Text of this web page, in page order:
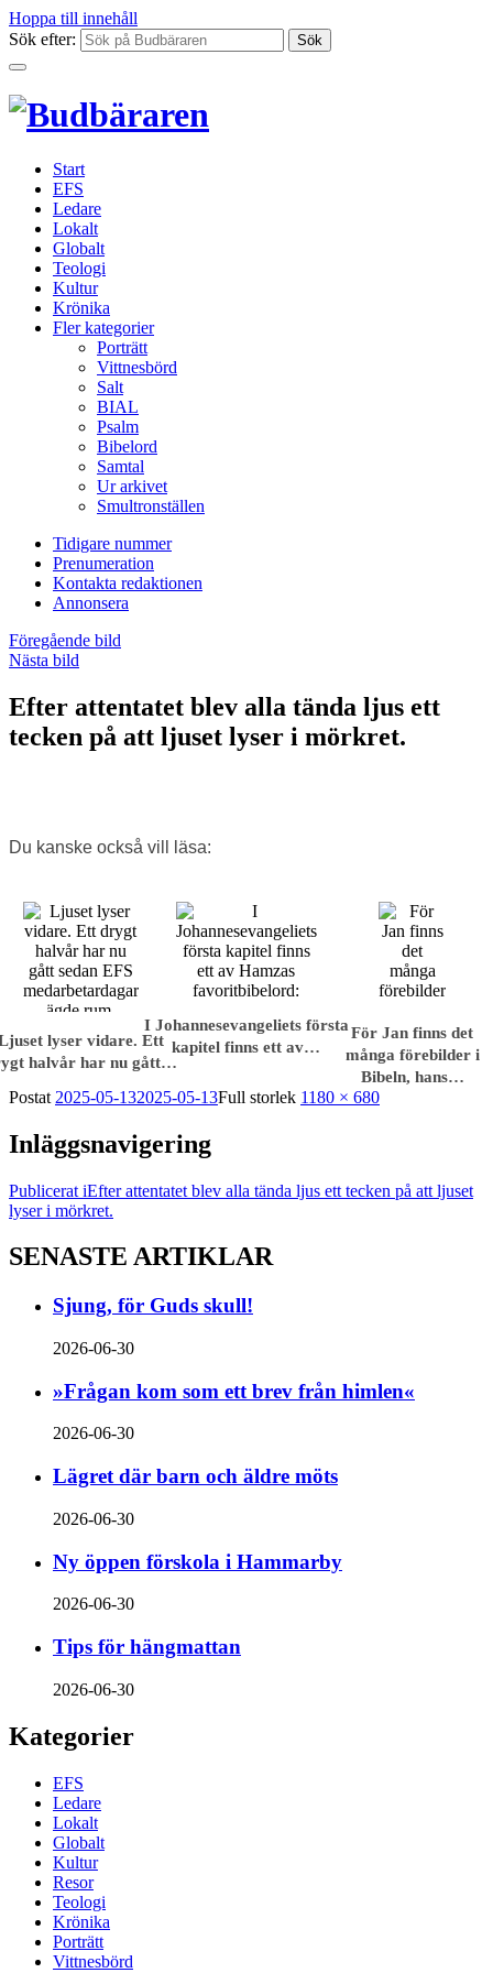
Hoppa till innehåll
Sök efter:
Start
EFS
Ledare
Lokalt
Globalt
Teologi
Kultur
Krönika
Fler kategorier
Porträtt
Vittnesbörd
Salt
BIAL
Psalm
Bibelord
Samtal
Ur arkivet
Smultronställen
Tidigare nummer
Prenumeration
Kontakta redaktionen
Annonsera
Föregående bild
Nästa bild
Efter attentatet blev alla tända ljus ett
tecken på att ljuset lyser i mörkret.
Du kanske också vill läsa:
lyser vidare. Ett
halvår har nu gått…
I Johannesevangeliets första
kapitel finns ett av…
För Jan finns det
många förebilder i
Bibeln, hans…
Postat 2025-05-132025-05-13Full storlek 1180 × 680
Inläggsnavigering
Publicerat iEfter attentatet blev alla tända ljus ett tecken på att ljuset
lyser i mörkret.
SENASTE ARTIKLAR
Sjung, för Guds skull!
2026-06-30
»Frågan kom som ett brev från himlen«
2026-06-30
Lägret där barn och äldre möts
2026-06-30
Ny öppen förskola i Hammarby
2026-06-30
Tips för hängmattan
2026-06-30
Kategorier
EFS
Ledare
Lokalt
Globalt
Kultur
Resor
Teologi
Krönika
Porträtt
Vittnesbörd